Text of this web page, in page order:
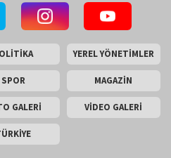
YEREL YÖNETİMLER
SPOR MAGAZİN
GALERİ VİDEO GALERİ